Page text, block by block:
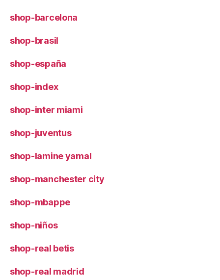
shop-barcelona
shop-brasil
shop-españa
shop-index
shop-inter miami
shop-juventus
shop-lamine yamal
shop-manchester city
shop-mbappe
shop-niños
shop-real betis
shop-real madrid